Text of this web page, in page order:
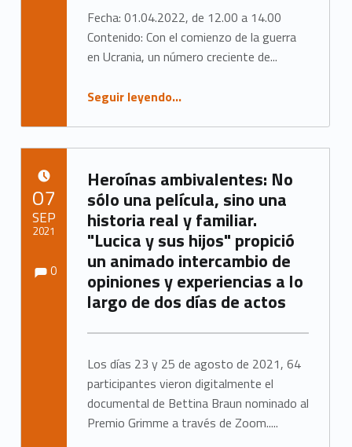
Fecha: 01.04.2022, de 12.00 a 14.00
Contenido: Con el comienzo de la guerra
en Ucrania, un número creciente de...
Seguir leyendo“Vortrag: „Es sind einfach Kinder…“ – Chancen und Herausforderungen der Integration von Kindern und Familien mit Fluchterfahrung”
…
Heroínas ambivalentes: No
sólo una película, sino una
historia real y familiar.
"Lucica y sus hijos" propició
un animado intercambio de
opiniones y experiencias a lo
largo de dos días de actos
Los días 23 y 25 de agosto de 2021, 64
participantes vieron digitalmente el
documental de Bettina Braun nominado al
Premio Grimme a través de Zoom.....
07
SEP
2021
Observaciones:
Observaciones:
0